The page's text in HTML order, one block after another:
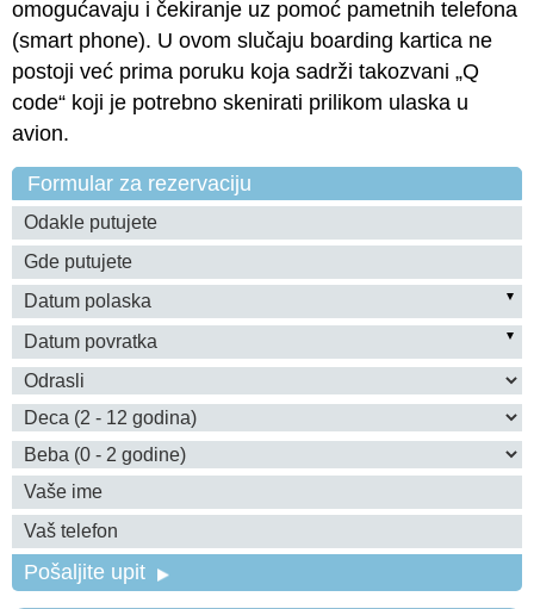
omogućavaju i čekiranje uz pomoć pametnih telefona
(smart phone). U ovom slučaju boarding kartica ne
postoji već prima poruku koja sadrži takozvani „Q
code“ koji je potrebno skenirati prilikom ulaska u
avion.
Formular za rezervaciju
Pošaljite upit